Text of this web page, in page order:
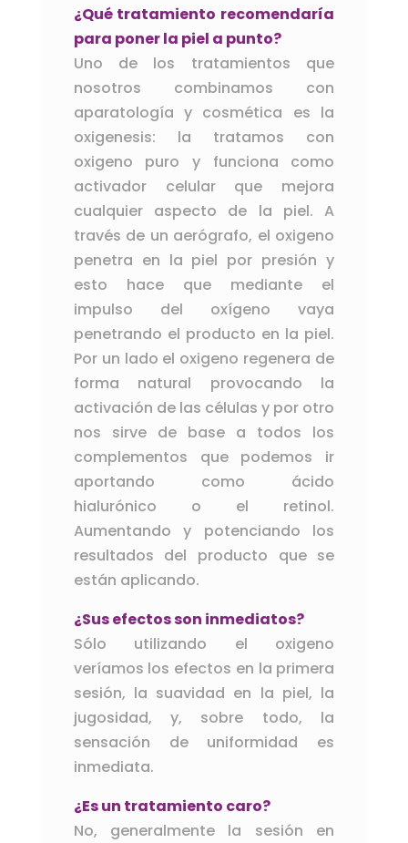
¿Qué tratamiento recomendaría
para poner la piel a punto?
Uno de los tratamientos que
nosotros combinamos con
aparatología y cosmética es la
oxigenesis: la tratamos con
oxigeno puro y funciona como
activador celular que mejora
cualquier aspecto de la piel. A
través de un aerógrafo, el oxigeno
penetra en la piel por presión y
esto hace que mediante el
impulso del oxígeno vaya
penetrando el producto en la piel.
Por un lado el oxigeno regenera de
forma natural provocando la
activación de las células y por otro
nos sirve de base a todos los
complementos que podemos ir
aportando como ácido
hialurónico o el retinol.
Aumentando y potenciando los
resultados del producto que se
están aplicando.
¿Sus efectos son inmediatos?
Sólo utilizando el oxigeno
veríamos los efectos en la primera
sesión, la suavidad en la piel, la
jugosidad, y, sobre todo, la
sensación de uniformidad es
inmediata.
¿Es un tratamiento caro?
No, generalmente la sesión en